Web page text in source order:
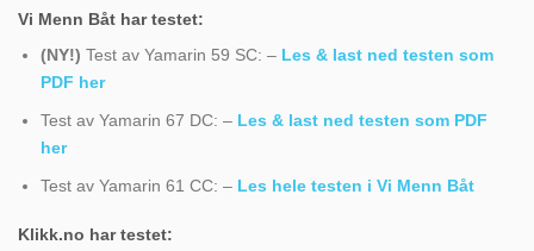
Vi Menn Båt har testet:
(NY!) Test av Yamarin 59 SC: – Les & last ned testen som
PDF her
Test av Yamarin 67 DC: – Les & last ned testen som PDF
her
Test av Yamarin 61 CC: – Les hele testen i Vi Menn Båt
Klikk.no har testet: